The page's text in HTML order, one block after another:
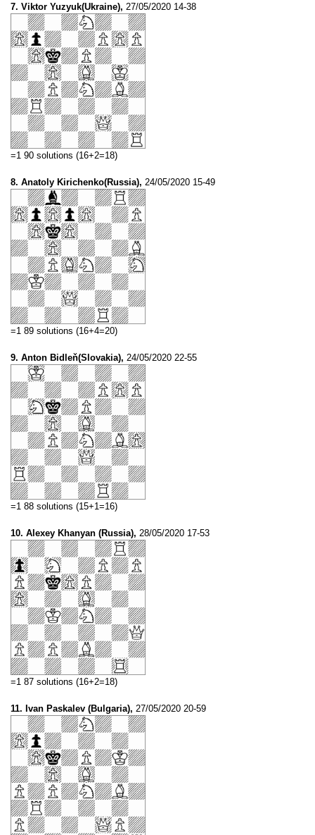
7. Viktor Yuzyuk(Ukraine), 27/05/2020 14-38
=1 90 solutions (16+2=18)
8. Anatoly Kirichenko(Russia), 24/05/2020 15-49
=1 89 solutions (16+4=20)
9. Anton Bidleň(Slovakia), 24/05/2020 22-55
=1 88 solutions (15+1=16)
10. Alexey Khanyan (Russia), 28/05/2020 17-53
=1 87 solutions (16+2=18)
11. Ivan Paskalev (Bulgaria), 27/05/2020 20-59